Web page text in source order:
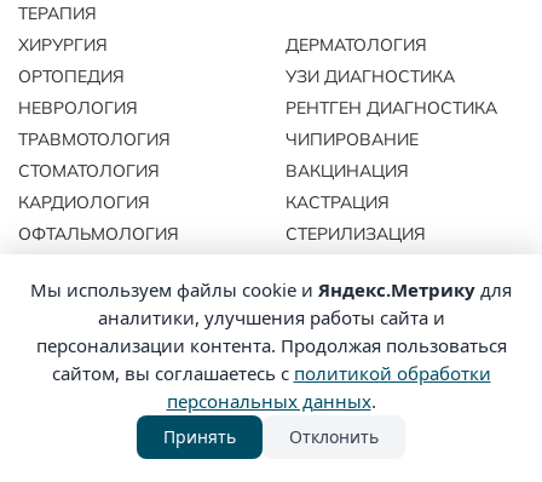
ТЕРАПИЯ
ХИРУРГИЯ
ОРТОПЕДИЯ
НЕВРОЛОГИЯ
ТРАВМОТОЛОГИЯ
СТОМАТОЛОГИЯ
КАРДИОЛОГИЯ
ОФТАЛЬМОЛОГИЯ
ДЕРМАТОЛОГИЯ
УЗИ ДИАГНОСТИКА
РЕНТГЕН ДИАГНОСТИКА
ЧИПИРОВАНИЕ
ВАКЦИНАЦИЯ
КАСТРАЦИЯ
СТЕРИЛИЗАЦИЯ
Политика
конфиденциальности
Политика
© 2026 ЭКОВЕТ. Все права
защищены.
WEBEXLAB
Мы используем файлы cookie и Яндекс.Метрику для
аналитики, улучшения работы сайта и
персонализации контента. Продолжая пользоваться
сайтом, вы соглашаетесь с политикой обработки
персональных данных.
Принять Отклонить